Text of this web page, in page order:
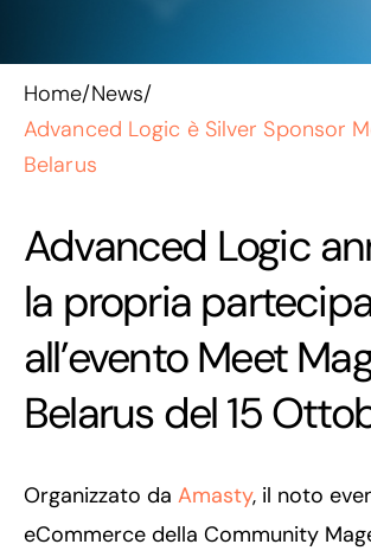
Home/News/
Advanced Logic è Silver Sponsor
Belarus
Advanced Logic
la propria
all’evento Meet
Belarus del 15
Organizzato da Amasty, il noto
eCommerce della Community